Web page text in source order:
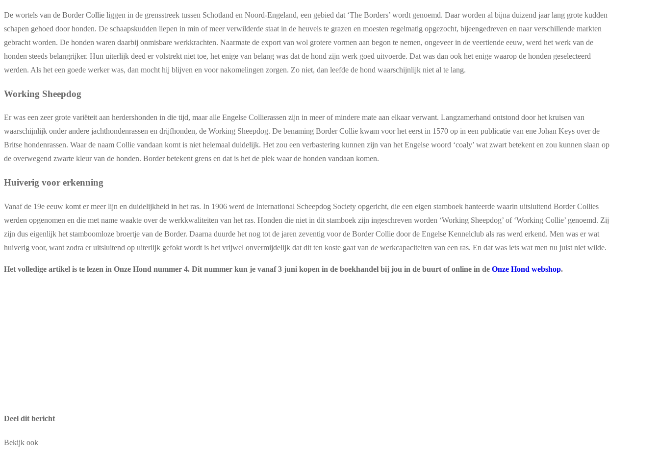
De wortels van de Border Collie liggen in de grensstreek tussen Schotland en Noord-Engeland, een gebied dat ‘The Borders’ wordt genoemd. Daar worden al bijna duizend jaar lang grote kudden
schapen gehoed door honden. De schaapskudden liepen in min of meer verwilderde staat in de heuvels te grazen en moesten regelmatig opgezocht, bijeengedreven en naar verschillende markten
gebracht worden. De honden waren daarbij onmisbare werkkrachten. Naarmate de export van wol grotere vormen aan begon te nemen, ongeveer in de veertiende eeuw, werd het werk van de
honden steeds belangrijker. Hun uiterlijk deed er volstrekt niet toe, het enige van belang was dat de hond zijn werk goed uitvoerde. Dat was dan ook het enige waarop de honden geselecteerd
werden. Als het een goede werker was, dan mocht hij blijven en voor nakomelingen zorgen. Zo niet, dan leefde de hond waarschijnlijk niet al te lang.
Working Sheepdog
Er was een zeer grote variëteit aan herdershonden in die tijd, maar alle Engelse Collierassen zijn in meer of mindere mate aan elkaar verwant. Langzamerhand ontstond door het kruisen van
waarschijnlijk onder andere jachthondenrassen en drijfhonden, de Working Sheepdog. De benaming Border Collie kwam voor het eerst in 1570 op in een publicatie van ene Johan Keys over de
Britse hondenrassen. Waar de naam Collie vandaan komt is niet helemaal duidelijk. Het zou een verbastering kunnen zijn van het Engelse woord ‘coaly’ wat zwart betekent en zou kunnen slaan op
de overwegend zwarte kleur van de honden. Border betekent grens en dat is het de plek waar de honden vandaan komen.
Huiverig voor erkenning
Vanaf de 19e eeuw komt er meer lijn en duidelijkheid in het ras. In 1906 werd de International Scheepdog Society opgericht, die een eigen stamboek hanteerde waarin uitsluitend Border Collies
werden opgenomen en die met name waakte over de werkkwaliteiten van het ras. Honden die niet in dit stamboek zijn ingeschreven worden ‘Working Sheepdog’ of ‘Working Collie’ genoemd. Zij
zijn dus eigenlijk het stamboomloze broertje van de Border. Daarna duurde het nog tot de jaren zeventig voor de Border Collie door de Engelse Kennelclub als ras werd erkend. Men was er wat
huiverig voor, want zodra er uitsluitend op uiterlijk gefokt wordt is het vrijwel onvermijdelijk dat dit ten koste gaat van de werkcapaciteiten van een ras. En dat was iets wat men nu juist niet wilde.
Het volledige artikel is te lezen in Onze Hond nummer 4. Dit nummer kun je vanaf 3 juni kopen in de boekhandel bij jou in de buurt of online in de Onze Hond webshop.
Deel dit bericht
Bekijk ook